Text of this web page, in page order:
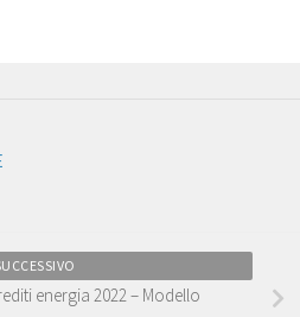
energia 2022 – Modello